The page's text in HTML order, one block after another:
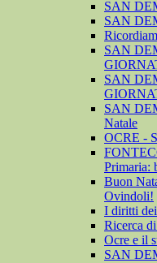
SAN
SAN
SAN
SAN
SAN
Natale
OCRE -
Primaria:
Buon
Ovindoli!
I diritti
Ricerca
Ocre e il
SAN